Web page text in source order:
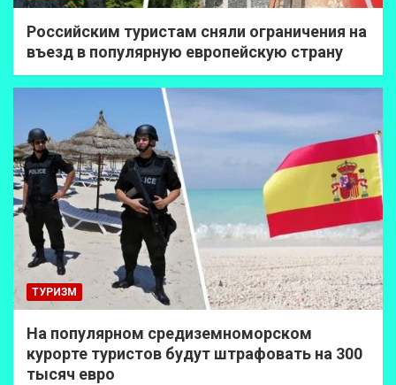
Российским туристам сняли ограничения на
въезд в популярную европейскую страну
ТУРИЗМ
На популярном средиземноморском
курорте туристов будут штрафовать на 300
тысяч евро